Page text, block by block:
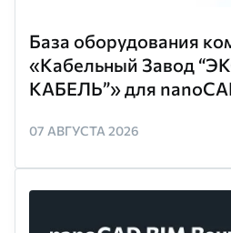
База оборудования
«Кабельный Завод
КАБЕЛЬ”» для
07 АВГУСТА 2026